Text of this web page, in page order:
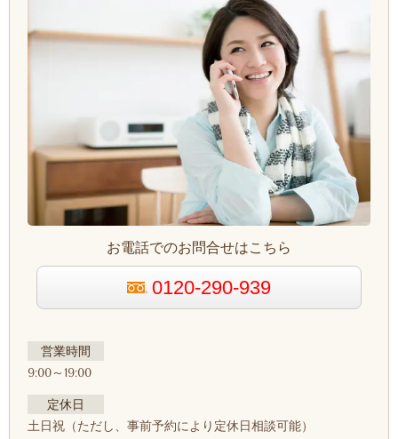
お電話でのお問合せはこちら
0120-290-939
営業時間
9:00～19:00
定休日
土日祝 （ただし、事前予約により定休日相談可能）